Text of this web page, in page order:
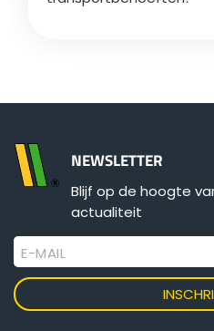
NEWSLETTER
Blijf op de hoogte
actualiteit
E-MAIL